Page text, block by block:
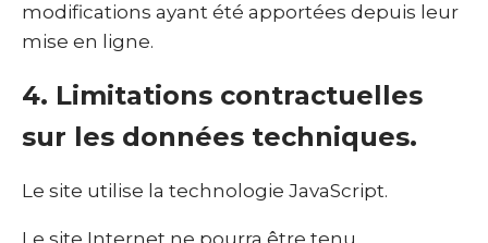
modifications ayant été apportées depuis leur
mise en ligne.
4. Limitations contractuelles
sur les données techniques.
Le site utilise la technologie JavaScript.
Le site Internet ne pourra être tenu